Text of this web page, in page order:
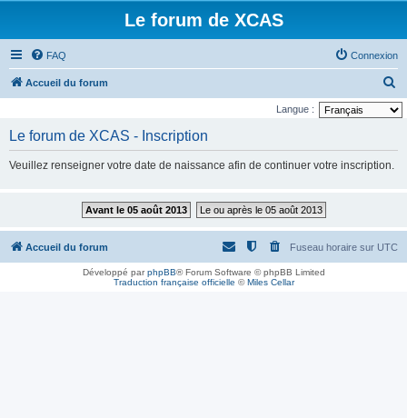
Le forum de XCAS
FAQ Connexion
Accueil du forum
e
h
Langue :
Le forum de XCAS - Inscription
Veuillez renseigner votre date de naissance afin de continuer votre inscription.
Avant le 05 août 2013 Le ou après le 05 août 2013
Accueil du forum Fuseau horaire sur UTC
Développé parphpBB® Forum Software © phpBB Limited
Traduction française officielle ©Miles Cellar